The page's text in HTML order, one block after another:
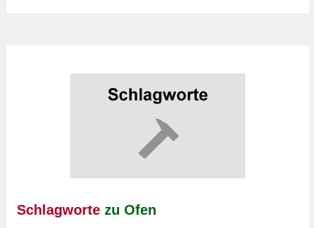
Schlagworte zu Ofen